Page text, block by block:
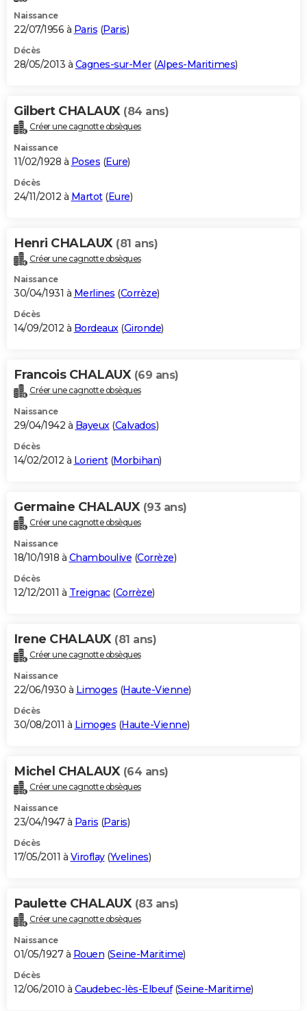
Naissance
22/07/1956 à Paris (Paris)
Décès
28/05/2013 à Cagnes-sur-Mer(Alpes-Maritimes)
Gilbert CHALAUX (84 ans)
Créer une cagnotte obsèques
Naissance
11/02/1928 à Poses (Eure)
Décès
24/11/2012 à Martot(Eure)
Henri CHALAUX (81 ans)
Créer une cagnotte obsèques
Naissance
30/04/1931 à Merlines (Corrèze)
Décès
14/09/2012 à Bordeaux(Gironde)
Francois CHALAUX (69 ans)
Créer une cagnotte obsèques
Naissance
29/04/1942 à Bayeux(Calvados)
Décès
14/02/2012 à Lorient(Morbihan)
Germaine CHALAUX (93 ans)
Créer une cagnotte obsèques
Naissance
18/10/1918 à Chamboulive (Corrèze)
Décès
12/12/2011 à Treignac(Corrèze)
Irene CHALAUX (81 ans)
Créer une cagnotte obsèques
Naissance
22/06/1930 à Limoges (Haute-Vienne)
Décès
30/08/2011 à Limoges (Haute-Vienne)
Michel CHALAUX (64 ans)
Créer une cagnotte obsèques
Naissance
23/04/1947 à Paris (Paris)
Décès
17/05/2011 à Viroflay(Yvelines)
Paulette CHALAUX (83 ans)
Créer une cagnotte obsèques
Naissance
01/05/1927 à Rouen (Seine-Maritime)
Décès
12/06/2010 à Caudebec-lès-Elbeuf(Seine-Maritime)